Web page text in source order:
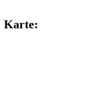
Karte: